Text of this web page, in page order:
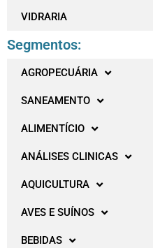
VIDRARIA
Segmentos:
AGROPECUÁRIA
SANEAMENTO
ALIMENTÍCIO
ANÁLISES CLINICAS
AQUICULTURA
AVES E SUÍNOS
BEBIDAS